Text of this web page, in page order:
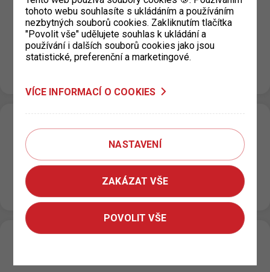
Prahu 3
19. 7. 2022
Upozorňujeme, že KC Vozovna, Za Žižkovskou vozovnou
2687/18 je pro žadatele o parkovací oprávnění v termínu
P+R postupná modernizace a úprava
parkovacího režimu II.
14. 7. 2022
Od 12. 07. 2022 je na P+R parkovištích Zličín 1; Zličín 2;
Černý Most 2 a Rajská Zahrada zaveden nový…
tohoto webu souhlasíte s ukládáním a používáním
nezbytných souborů cookies. Zakliknutím tlačítka
"Povolit vše" udělujete souhlas k ukládání a
používání i dalších souborů cookies jako jsou
statistické, preferenční a marketingové.
VÍCE INFORMACÍ O COOKIES
NASTAVENÍ
ZAKÁZAT VŠE
POVOLIT VŠE